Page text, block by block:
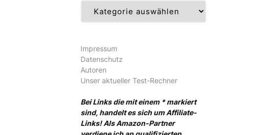
Impressum
Datenschutz
Autoren
Unser aktueller Test-Rechner
Bei Links die mit einem * markiert
sind, handelt es sich um Affiliate-
Links! Als Amazon-Partner